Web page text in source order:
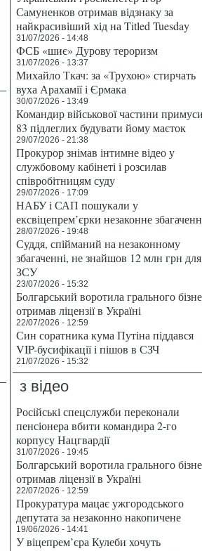
Самуненков отримав відзнаку за
найкрасивіший хід на Titled Tuesday
31/07/2026 - 14:48
ФСБ «шиє» Дурову тероризм
31/07/2026 - 13:37
Михайло Ткач: за «Трухою» стирчать
вуха Арахамії і Єрмака
30/07/2026 - 13:49
Командир військової частини
83 підлеглих будувати йому маєток
29/07/2026 - 21:38
Прокурор знімав інтимне відео у
службовому кабінеті і розсилав
співробітницям суду
29/07/2026 - 17:09
НАБУ і САП пошукали у
ексвіцепрем’єрки незаконне
28/07/2026 - 19:48
Суддя, спійманий на незаконному
збагаченні, не знайшов 12 млн грн для
ЗСУ
23/07/2026 - 15:32
Болгарський воротила грального
отримав ліцензії в Україні
22/07/2026 - 12:59
Син соратника кума Путіна піддався
VIP-бусифікації і пішов в СЗЧ
21/07/2026 - 15:32
з відео
Російські спецслужби переконали
пенсіонера вбити командира 2-го
корпусу Нацгвардії
31/07/2026 - 19:45
Болгарський воротила грального
отримав ліцензії в Україні
22/07/2026 - 12:59
Прокуратура мацає ужгородського
депутата за незаконно накопичене
19/06/2026 - 14:41
У віцепрем’єра Кулеби хочуть